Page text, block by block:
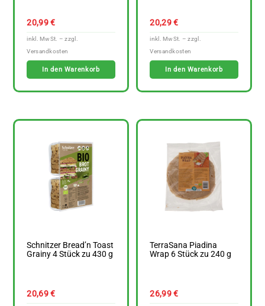
20,99€
In den Warenkorb
20,29€
In den Warenkorb
Schnitzer Bread’n Toast
Grainy 4 Stück zu 430 g
20,69€
TerraSana Piadina
Wrap 6 Stück zu 240 g
26,99€